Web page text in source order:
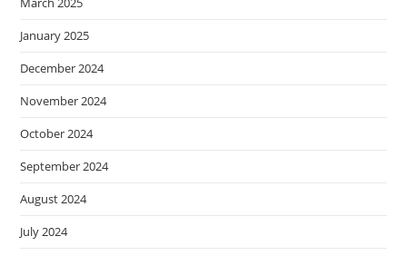
January 2025
December 2024
November 2024
October 2024
September 2024
August 2024
July 2024